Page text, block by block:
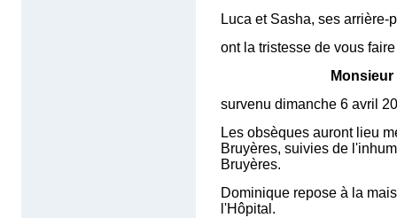
Luca et Sasha, ses arrière-
ont la tristesse de vous
Monsieur
survenu dimanche 6 avril
Les obsèques auront lieu
Bruyères, suivies de
Bruyères.
Dominique repose à la
l'Hôpital.